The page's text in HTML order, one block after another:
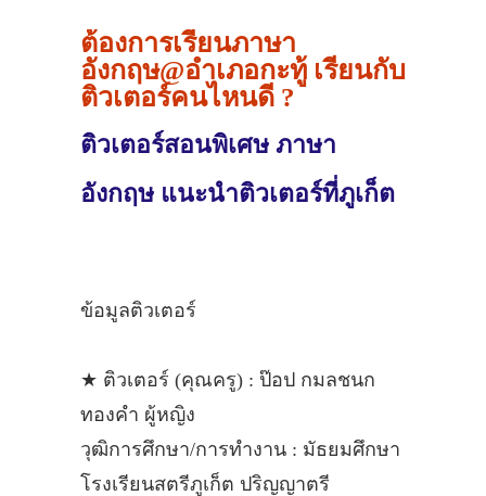
ต้องการเรียนภาษา
อังกฤษ@อำเภอกะทู้ เรียนกับ
ติวเตอร์คนไหนดี ?
ติวเตอร์สอนพิเศษ ภาษา
อังกฤษ แนะนำติวเตอร์ที่ภูเก็ต
ข้อมูลติวเตอร์
★ ติวเตอร์ (คุณครู) : ป๊อป กมลชนก
ทองคำ ผู้หญิง
วุฒิการศึกษา/การทำงาน : มัธยมศึกษา
โรงเรียนสตรีภูเก็ต ปริญญาตรี